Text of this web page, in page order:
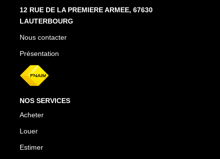
03.88.94.35.37
agence@immo-alsace.fr
12 RUE DE LA PREMIERE ARMEE, 67630
LAUTERBOURG
Nous contacter
Présentation
NOS SERVICES
Acheter
Louer
Estimer